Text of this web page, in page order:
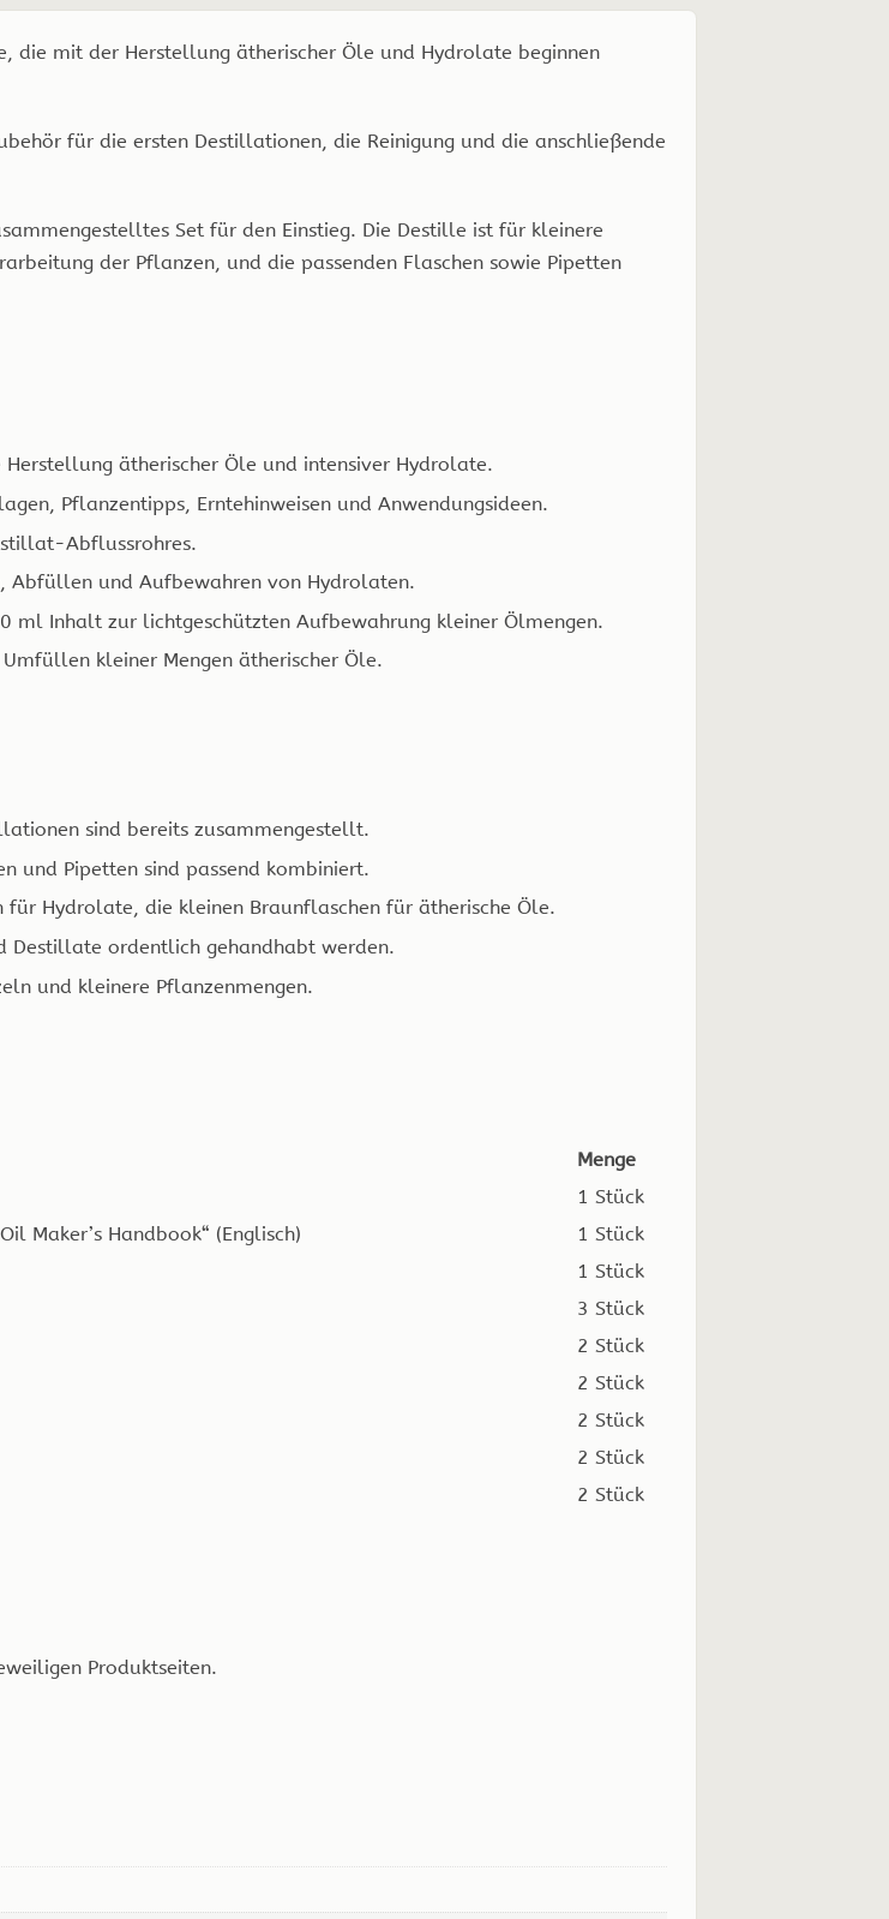
die mit der Herstellung ätherischer Öle und Hydrolate beginnen
für die ersten Destillationen, die Reinigung und die anschließende
Set für den Einstieg. Die Destille ist für kleinere
der Pflanzen, und die passenden Flaschen sowie Pipetten
ätherischer Öle und intensiver Hydrolate.
Pflanzentipps, Erntehinweisen und Anwendungsideen.
Abflussrohres.
und Aufbewahren von Hydrolaten.
Inhalt zur lichtgeschützten Aufbewahrung kleiner Ölmengen.
kleiner Mengen ätherischer Öle.
sind bereits zusammengestellt.
und Pipetten sind passend kombiniert.
Hydrolate, die kleinen Braunflaschen für ätherische Öle.
Destillate ordentlich gehandhabt werden.
und kleinere Pflanzenmengen.
Menge
1 Stück
Maker’s Handbook“ (Englisch)
1 Stück
1 Stück
3 Stück
2 Stück
2 Stück
2 Stück
2 Stück
2 Stück
Produktseiten.